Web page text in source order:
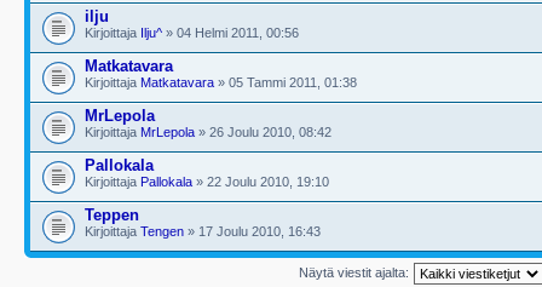
ilju
Kirjoittaja Ilju^ » 04 Helmi 2011, 00:56
Matkatavara
Kirjoittaja Matkatavara » 05 Tammi 2011, 01:38
MrLepola
Kirjoittaja MrLepola » 26 Joulu 2010, 08:42
Pallokala
Kirjoittaja Pallokala » 22 Joulu 2010, 19:10
Teppen
Kirjoittaja Tengen » 17 Joulu 2010, 16:43
Näytä viestit ajalta: